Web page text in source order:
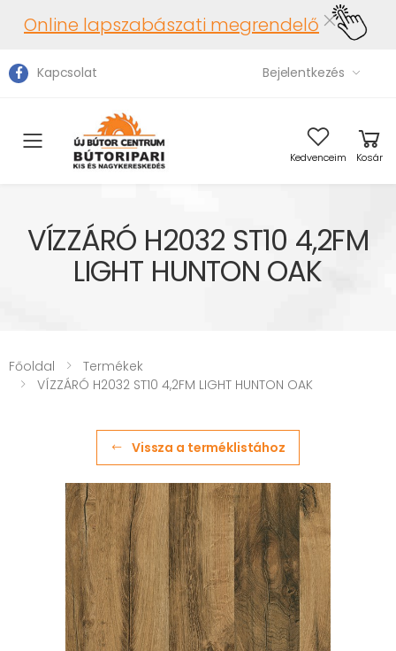
Online lapszabászati megrendelő
Kapcsolat Bejelentkezés
Toggle mobile menu Kedvenceim Kosár
VÍZZÁRÓ H2032 ST10 4,2FM
LIGHT HUNTON OAK
Főoldal
Termékek
VÍZZÁRÓ H2032 ST10 4,2FM LIGHT HUNTON OAK
Vissza a terméklistához